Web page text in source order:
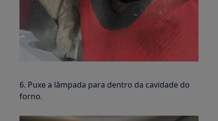
6. Puxe a lâmpada para dentro da cavidade do
forno.